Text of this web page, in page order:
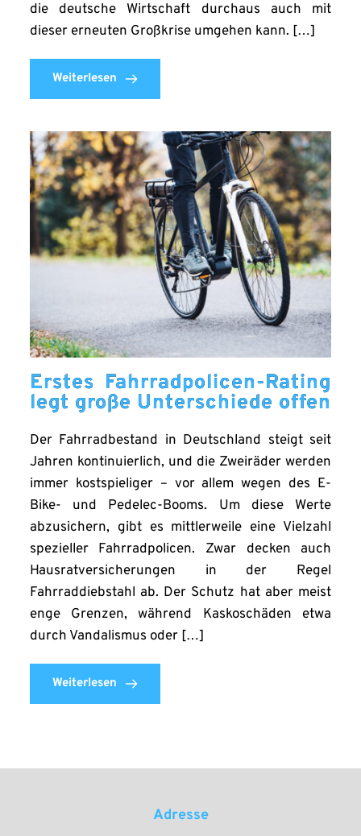
die deutsche Wirtschaft durchaus auch mit
dieser erneuten Großkrise umgehen kann. […]
Weiterlesen
Erstes Fahrradpolicen-Rating
legt große Unterschiede offen
Der Fahrradbestand in Deutschland steigt seit
Jahren kontinuierlich, und die Zweiräder werden
immer kostspieliger – vor allem wegen des E-
Bike- und Pedelec-Booms. Um diese Werte
abzusichern, gibt es mittlerweile eine Vielzahl
spezieller Fahrradpolicen. Zwar decken auch
Hausratversicherungen in der Regel
Fahrraddiebstahl ab. Der Schutz hat aber meist
enge Grenzen, während Kaskoschäden etwa
durch Vandalismus oder […]
Weiterlesen
Adresse